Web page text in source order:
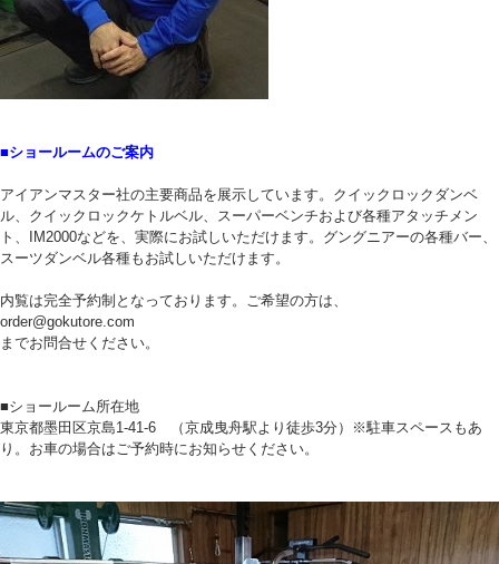
■ショールームのご案内
アイアンマスター社の主要商品を展示しています。クイックロックダンベ
ル、クイックロックケトルベル、スーパーベンチおよび各種アタッチメン
ト、IM2000などを、実際にお試しいただけます。グングニアーの各種バー、
スーツダンベル各種もお試しいただけます。
内覧は完全予約制となっております。ご希望の方は、
order@gokutore.com
までお問合せください。
■ショールーム所在地
東京都墨田区京島1-41-6 （京成曳舟駅より徒歩3分）※駐車スペースもあ
り。お車の場合はご予約時にお知らせください。